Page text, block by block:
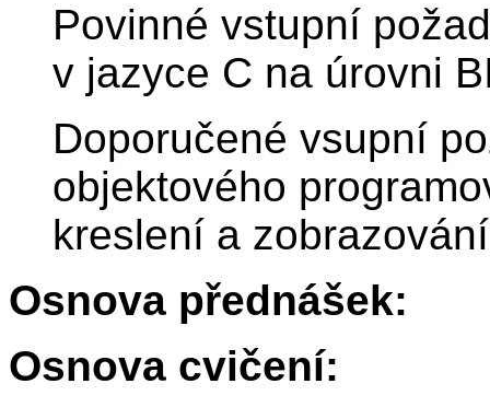
Povinné vstupní
v jazyce C na úrovni
Doporučené vsupní
objektového
kreslení a
Osnova přednášek:
Osnova cvičení: